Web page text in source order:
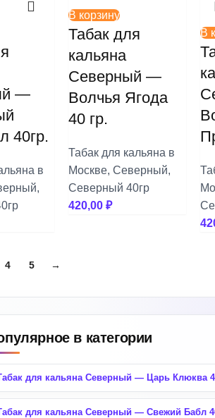
—
40гр.
в
,
В корзину
Табак для
кальяна
Северный —
Волчья Ягода
40 гр.
Табак для кальяна в
Москве, Северный,
Северный 40гр
420,00₽
В
4 5 →
в категории
для кальяна Северный — Царь Клюква
для кальяна Северный — Свежий Бабл